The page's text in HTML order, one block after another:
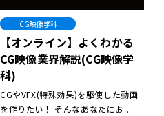
CG映像学科
【オンライン】よくわかる
CG映像業界解説(CG映像学
科)
CGやVFX(特殊効果)を駆使した動画
を作りたい！ そんなあなたにお...